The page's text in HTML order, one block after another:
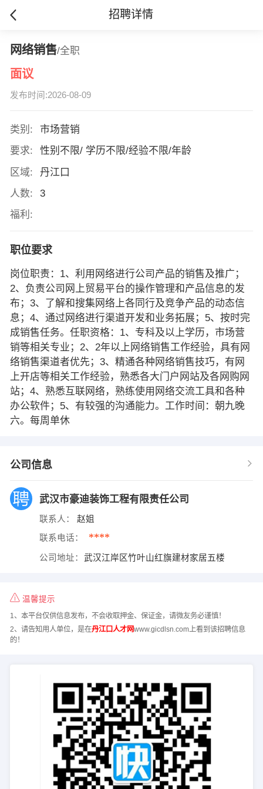
招聘详情
网络销售/全职
面议
发布时间:2026-08-09
类别:
市场营销
要求:
性别不限/ 学历不限/经验不限/年龄
区域:
丹江口
人数:
3
福利:
职位要求
岗位职责：1、利用网络进行公司产品的销售及推广；
2、负责公司网上贸易平台的操作管理和产品信息的发
布；3、了解和搜集网络上各同行及竞争产品的动态信
息；4、通过网络进行渠道开发和业务拓展；5、按时完
成销售任务。任职资格：1、专科及以上学历，市场营
销等相关专业；2、2年以上网络销售工作经验，具有网
络销售渠道者优先；3、精通各种网络销售技巧，有网
上开店等相关工作经验，熟悉各大门户网站及各网购网
站；4、熟悉互联网络，熟练使用网络交流工具和各种
办公软件；5、有较强的沟通能力。工作时间：朝九晚
六。每周单休
公司信息
武汉市豪迪装饰工程有限责任公司
联系人： 赵姐
联系电话： ****
公司地址： 武汉江岸区竹叶山红旗建材家居五楼
温馨提示
1、本平台仅供信息发布，不会收取押金、保证金，请微友务必谨慎！
2、请告知用人单位，是在丹江口人才网www.gicdlsn.com上看到该招聘信息
的！